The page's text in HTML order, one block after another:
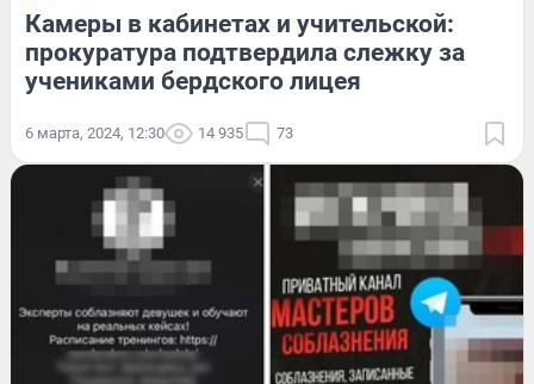
Камеры в кабинетах и учительской:
прокуратура подтвердила слежку за
учениками бердского лицея
6 марта, 2024, 12:30 14 935 73